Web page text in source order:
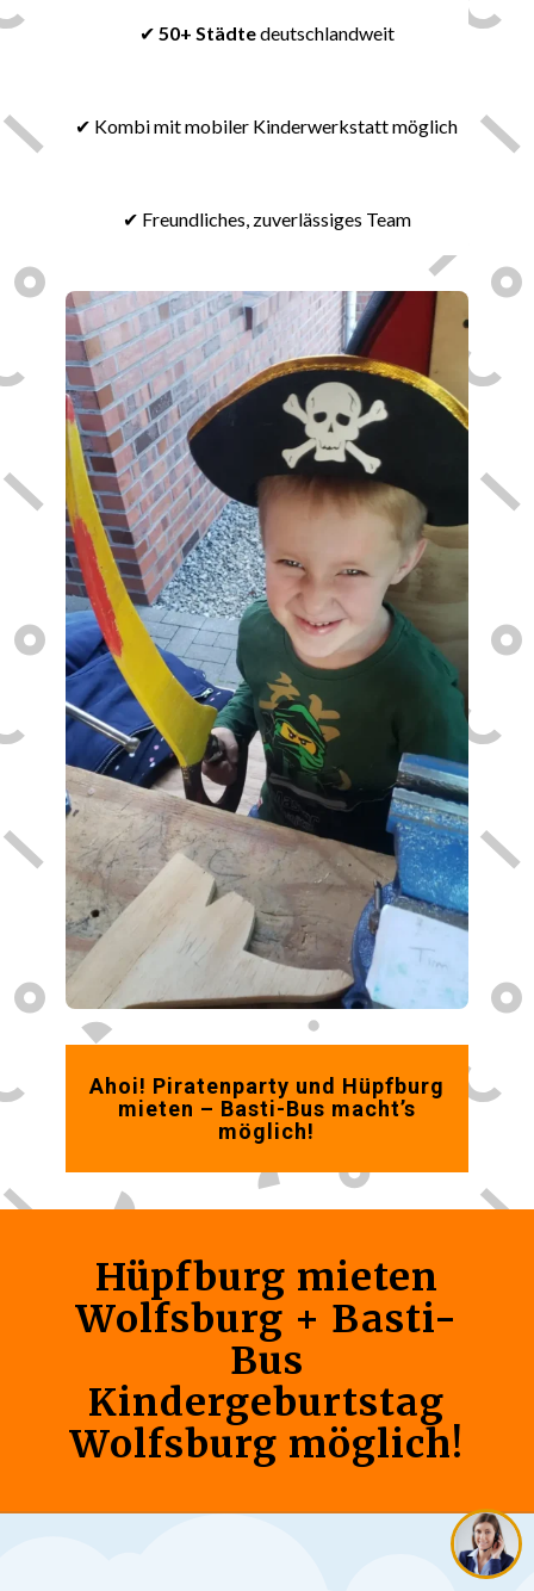
✔ 50+ Städtedeutschlandweit
✔ Kombi mit mobiler Kinderwerkstatt möglich
✔ Freundliches, zuverlässiges Team
Ahoi! Piratenparty und Hüpfburg
mieten – Basti-Bus macht’s
möglich!
Hüpfburg mieten
Wolfsburg + Basti-
Bus
Kindergeburtstag
Wolfsburg möglich!